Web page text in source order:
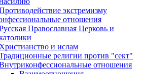
экстремизму
отношения
Православная Церковь и
и ислам
религии против "сект"
отношения